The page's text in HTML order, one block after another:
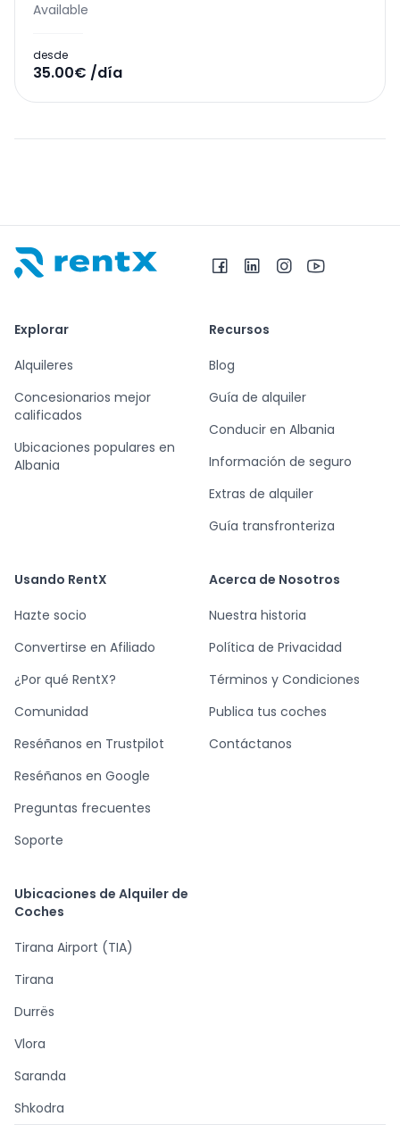
Available
desde
35.00€ /día
Explorar
Alquileres
Concesionarios mejor
calificados
Ubicaciones populares en
Albania
Recursos
Blog
Guía de alquiler
Conducir en Albania
Información de seguro
Extras de alquiler
Guía transfronteriza
Usando RentX
Hazte socio
Convertirse en Afiliado
¿Por qué RentX?
Comunidad
Reséñanos en Trustpilot
Reséñanos en Google
Preguntas frecuentes
Soporte
Acerca de Nosotros
Nuestra historia
Política de Privacidad
Términos y Condiciones
Publica tus coches
Contáctanos
Ubicaciones de Alquiler de
Coches
Tirana Airport (TIA)
Tirana
Durrës
Vlora
Saranda
Shkodra